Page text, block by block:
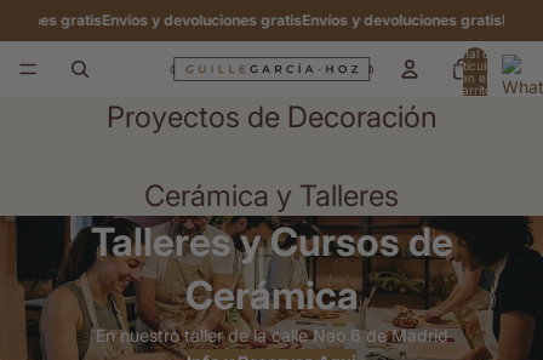
gratisEnvíos y devoluciones gratisEnvíos y devoluciones gratisEnvíos
Total de
artículos
en el
carrito:
Proyectos de Decoración
Cerámica y Talleres
Talleres y Cursos de
Cerámica
En nuestro taller de la calle Nao 6 de Madrid